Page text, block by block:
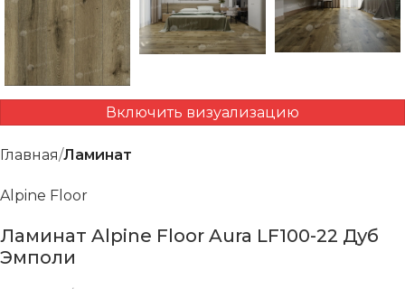
Включить визуализацию
Главная Ламинат
Alpine Floor
Ламинат Alpine Floor Aura LF100-22 Дуб
Эмполи